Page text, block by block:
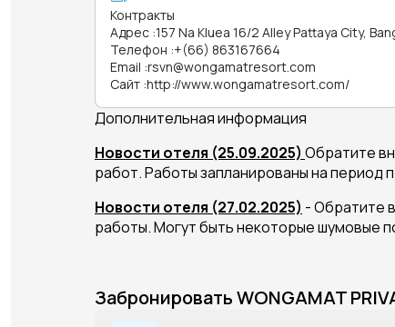
Контракты
Адрес :157 Na Kluea 16/2 Alley Pattaya City,
Телефон :+(66) 863167664
Email :rsvn@wongamatresort.com
Сайт :http://www.wongamatresort.com/
Дополнительная информация
Новости отеля (25.09.2025) Обратите
работ. Работы запланированы на период
Новости отеля (27.02.2025) - Обратите
работы. Могут быть некоторые шумовые
Забронировать WONGAMAT